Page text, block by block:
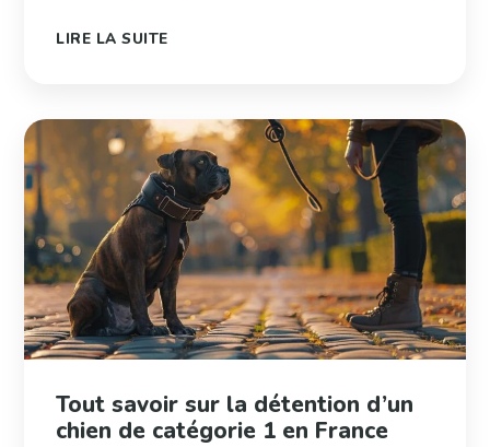
LIRE LA SUITE
Tout savoir sur la détention d’un
chien de catégorie 1 en France